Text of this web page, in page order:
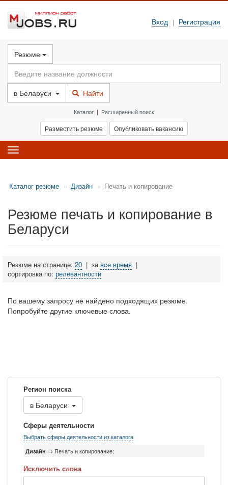
Вход | Регистрация
Резюме
в Беларуси Найти
Каталог | Расширенный поиск
Разместить резюме Опубликовать вакансию
Toggle
navigation
Каталог резюме Дизайн Печать и копирование
Резюме печать и копирование в
Беларуси
Резюме на странице: 20 | за все время |
сортировка по: релевантности
По вашему запросу не найдено подходящих резюме.
Попробуйте другие ключевые слова.
Регион поиска
в Беларуси
Сферы деятельности
Выбрать сферы деятельности из каталога
Дизайн → Печать и копирование;
Исключить слова